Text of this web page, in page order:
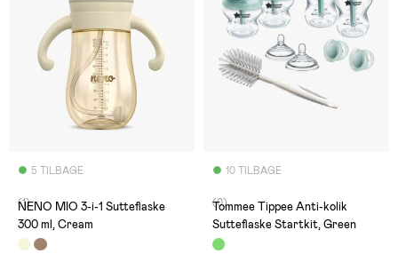
5 TILBAGE
(1)
NENO MIO 3-i-1 Sutteflaske
300 ml, Cream
10 TILBAGE
(0)
Tommee Tippee Anti-kolik
Sutteflaske Startkit, Green